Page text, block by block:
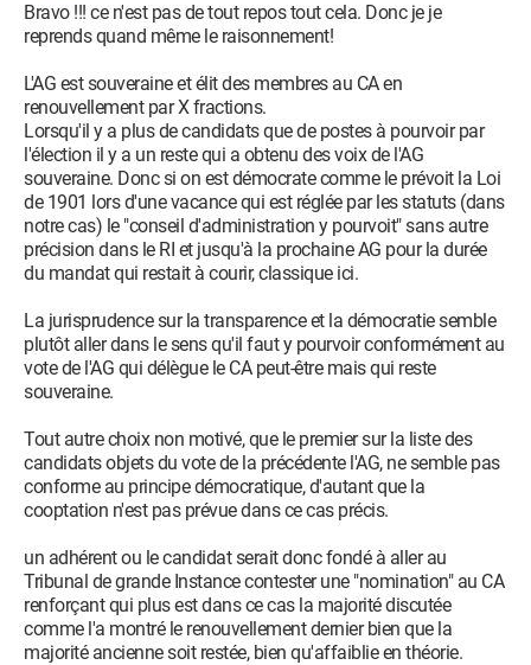
Bravo !!! ce n'est pas de tout repos tout cela. Donc je je
reprends quand même le raisonnement!
L'AG est souveraine et élit des membres au CA en
renouvellement par X fractions.
Lorsqu'il y a plus de candidats que de postes à pourvoir par
l'élection il y a un reste qui a obtenu des voix de l'AG
souveraine. Donc si on est démocrate comme le prévoit la Loi
de 1901 lors d'une vacance qui est réglée par les statuts (dans
notre cas) le "conseil d'administration y pourvoit" sans autre
précision dans le RI et jusqu'à la prochaine AG pour la durée
du mandat qui restait à courir, classique ici.
La jurisprudence sur la transparence et la démocratie semble
plutôt aller dans le sens qu'il faut y pourvoir conformément au
vote de l'AG qui délègue le CA peut-être mais qui reste
souveraine.
Tout autre choix non motivé, que le premier sur la liste des
candidats objets du vote de la précédente l'AG, ne semble pas
conforme au principe démocratique, d'autant que la
cooptation n'est pas prévue dans ce cas précis.
un adhérent ou le candidat serait donc fondé à aller au
Tribunal de grande Instance contester une "nomination" au CA
renforçant qui plus est dans ce cas la majorité discutée
comme l'a montré le renouvellement dernier bien que la
majorité ancienne soit restée, bien qu'affaiblie en théorie.